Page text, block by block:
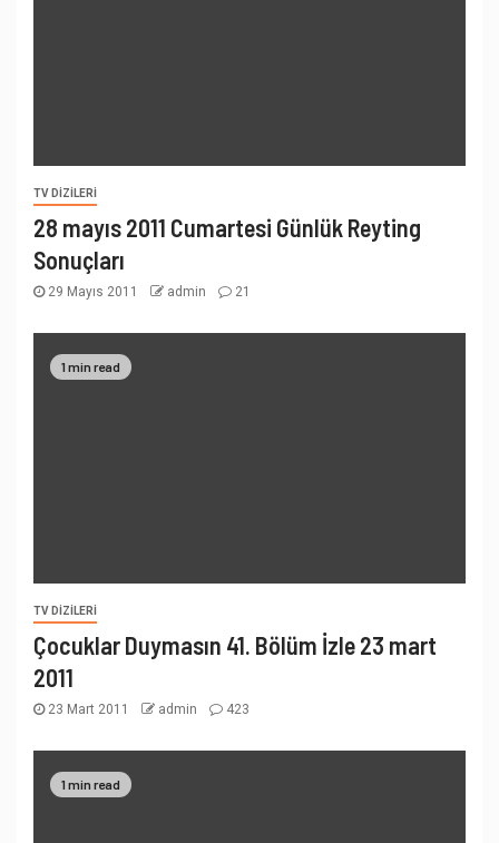
TV DIZILERI
28 mayıs 2011 Cumartesi Günlük Reyting
Sonuçları
29 Mayıs 2011 admin 21
1 min read
TV DIZILERI
Çocuklar Duymasın 41. Bölüm İzle 23 mart
2011
23 Mart 2011 admin 423
1 min read